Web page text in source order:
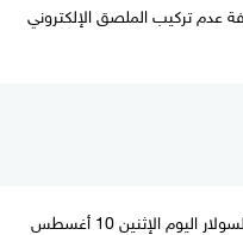
مخالفة عدم تركيب الملصق الإلكتروني
أسعار البنزين والسولار اليوم الإثنين 10 أغسطس